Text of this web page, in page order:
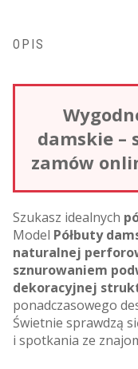
OPIS
damskie –
zamów
Szukasz idealnych
Model Półbuty
naturalnej
sznurowaniem
dekoracyjnej
ponadczasowego
Świetnie sprawdzą
i spotkania ze